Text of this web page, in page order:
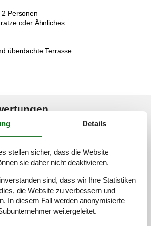
Personen
oder Ähnliches
überdachte Terrasse
Externe Bewertungen
3 externe Bewertungen
Details
stellen sicher, dass die Website
sie daher nicht deaktivieren.
sind, dass wir Ihre Statistiken
die Website zu verbessern und
In diesem Fall werden anonymisierte
weitergeleitet.